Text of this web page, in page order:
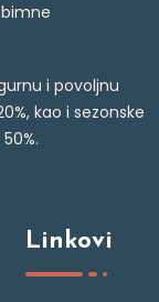
i povoljnu
kao i sezonske
Linkovi